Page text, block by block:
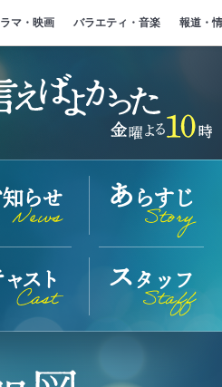
ときを。」トップページ
グループキャラクター『ワクティ』
ラマ・映画 バラエティ・音楽 報道・
知らせ
News
あ らすじ
Story
ャスト
Cast
ス タッフ
Staff